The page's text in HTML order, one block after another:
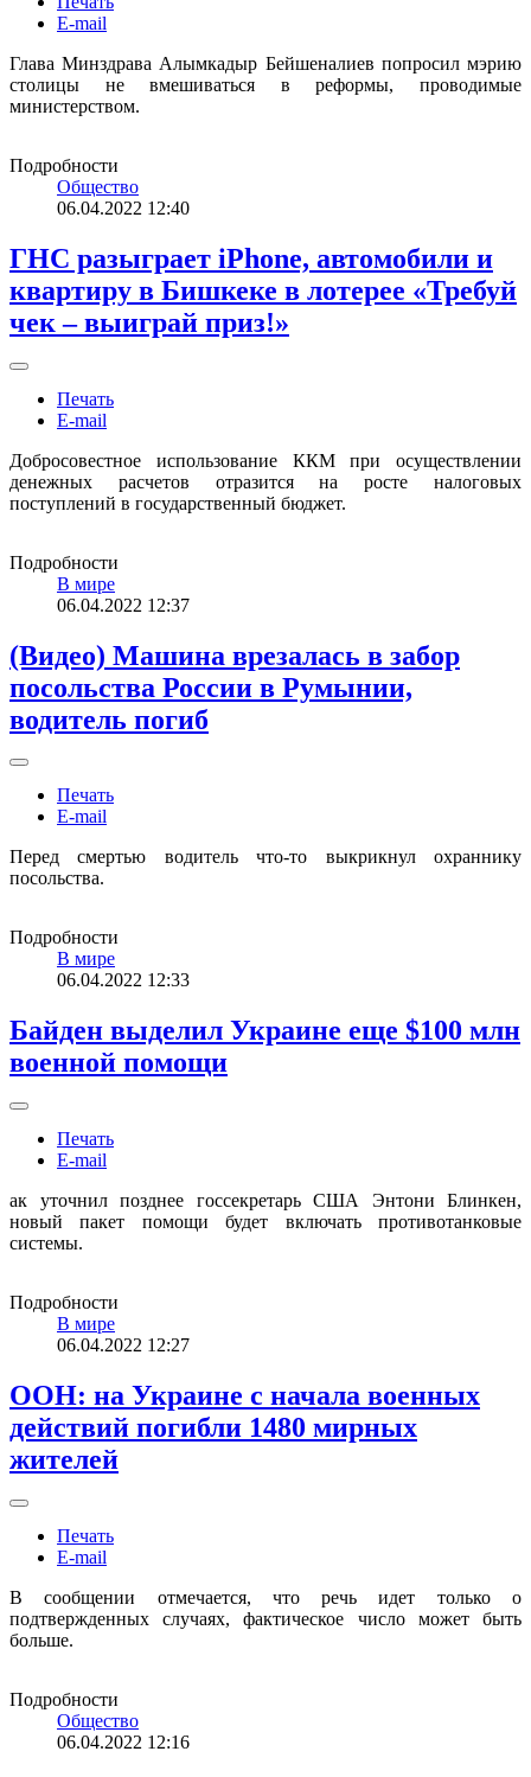
E-mail
Глава Минздрава Алымкадыр Бейшеналиев попросил мэрию
столицы не вмешиваться в реформы, проводимые
министерством.
Подробности
Общество
06.04.2022 12:40
ГНС разыграет iPhone, автомобили и
квартиру в Бишкеке в лотерее «Требуй
чек – выиграй приз!»
Печать
E-mail
Добросовестное использование ККМ при осуществлении
денежных расчетов отразится на росте налоговых
поступлений в государственный бюджет.
Подробности
В мире
06.04.2022 12:37
(Видео) Машина врезалась в забор
посольства России в Румынии,
водитель погиб
Печать
E-mail
Перед смертью водитель что-то выкрикнул охраннику
посольства.
Подробности
В мире
06.04.2022 12:33
Байден выделил Украине еще $100 млн
военной помощи
Печать
E-mail
ак уточнил позднее госсекретарь США Энтони Блинкен,
новый пакет помощи будет включать противотанковые
системы.
Подробности
В мире
06.04.2022 12:27
ООН: на Украине с начала военных
действий погибли 1480 мирных
жителей
Печать
E-mail
В сообщении отмечается, что речь идет только о
подтвержденных случаях, фактическое число может быть
больше.
Подробности
Общество
06.04.2022 12:16